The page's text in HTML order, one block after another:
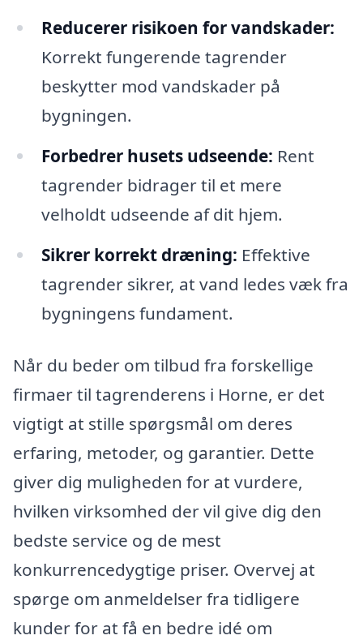
Reducerer risikoen for vandskader:
Korrekt fungerende tagrender
beskytter mod vandskader på
bygningen.
Forbedrer husets udseende: Rent
tagrender bidrager til et mere
velholdt udseende af dit hjem.
Sikrer korrekt dræning: Effektive
tagrender sikrer, at vand ledes væk fra
bygningens fundament.
Når du beder om tilbud fra forskellige
firmaer til tagrenderens i Horne, er det
vigtigt at stille spørgsmål om deres
erfaring, metoder, og garantier. Dette
giver dig muligheden for at vurdere,
hvilken virksomhed der vil give dig den
bedste service og de mest
konkurrencedygtige priser. Overvej at
spørge om anmeldelser fra tidligere
kunder for at få en bedre idé om